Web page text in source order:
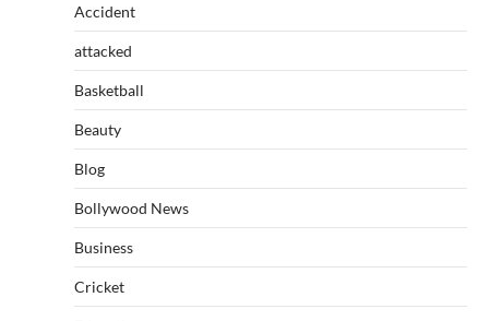
Accident
attacked
Basketball
Beauty
Blog
Bollywood News
Business
Cricket